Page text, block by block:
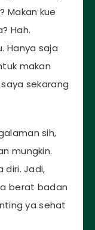
Makan kue
Hah.
Hanya saja
makan
sekarang
sih,
mungkin.
diri. Jadi,
berat badan
ya sehat